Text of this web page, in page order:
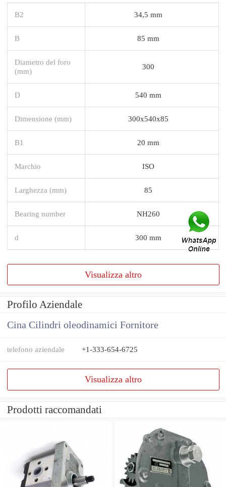
B2 34,5 mm
B 85 mm
Diametro del foro
(mm)
300
D 540 mm
Dimensione (mm) 300x540x85
B1 20 mm
Marchio ISO
Larghezza (mm) 85
Bearing number NH260
d 300 mm
Visualizza altro
Profilo Aziendale
Cina Cilindri oleodinamici Fornitore
telefono aziendale +1-333-654-6725
Visualizza altro
Prodotti raccomandati